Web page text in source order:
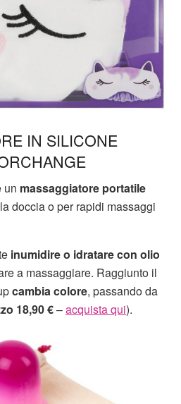
IN SILICONE
un massaggiatore portatile
doccia o per rapidi massaggi
inumidire o idratare con olio
a massaggiare. Raggiunto il
cambia colore, passando da
18,90 €–acquista qui).